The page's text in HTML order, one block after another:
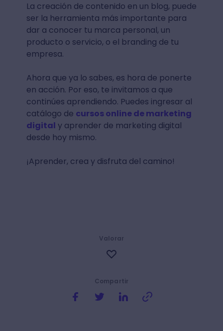
La creación de contenido en un blog, puede
ser la herramienta más importante para
dar a conocer tu marca personal, un
producto o servicio, o el branding de tu
empresa.
Ahora que ya lo sabes, es hora de ponerte
en acción. Por eso, te invitamos a que
continúes aprendiendo. Puedes ingresar al
catálogo de cursos online de marketing
digital y aprender de marketing digital
desde hoy mismo.
¡Aprender, crea y disfruta del camino!
Compartir
Valorar